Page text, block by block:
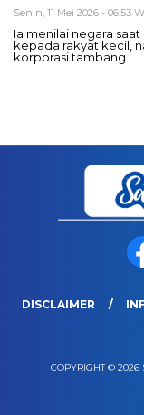
Senin, 11 Mei 2026 - 06:53
Ia menilai negara
kepada rakyat kecil,
korporasi tambang.
DISCLAIMER
COPYRIGHT © 2026